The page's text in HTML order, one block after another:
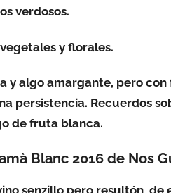
verdosos.
y florales.
y algo amargante, pero
persistencia. Recuerdos
de fruta blanca.
Blanc 2016 de Nos
senzillo pero resultón,